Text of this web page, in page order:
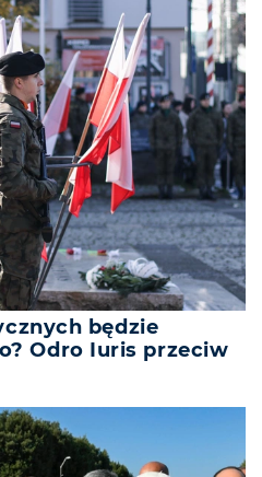
będzie
Odro Iuris przeciw